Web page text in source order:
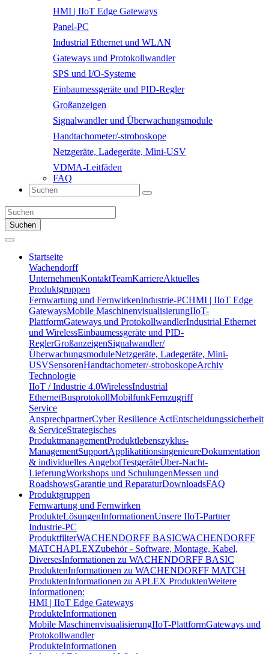
HMI | IIoT Edge Gateways
Panel-PC
Industrial Ethernet und WLAN
Gateways und Protokollwandler
SPS und I/O-Systeme
Einbaumessgeräte und PID-Regler
Großanzeigen
Signalwandler und Überwachungsmodule
Handtachometer/-stroboskope
Netzgeräte, Ladegeräte, Mini-USV
VDMA-Leitfäden
FAQ
Suchen
Startseite
Wachendorff
UnternehmenKontaktTeamKarriereAktuelles
Produktgruppen
Fernwartung und FernwirkenIndustrie-PCHMI | IIoT Edge
GatewaysMobile MaschinenvisualisierungIIoT-
PlattformGateways und ProtokollwandlerIndustrial Ethernet
und WirelessEinbaumessgeräte und PID-
ReglerGroßanzeigenSignalwandler/
ÜberwachungsmoduleNetzgeräte, Ladegeräte, Mini-
USVSensorenHandtachometer/-stroboskopeArchiv
Technologie
IIoT / Industrie 4.0WirelessIndustrial
EthernetBusprotokollMobilfunkFernzugriff
Service
AnsprechpartnerCyber Resilience ActEntscheidungssicherheit
& ServiceStrategisches
ProduktmanagementProduktlebenszyklus-
ManagementSupportApplikatitionsingenieureDokumentation
& individuelles AngebotTestgeräteÜber-Nacht-
LieferungWorkshops und SchulungenMessen und
RoadshowsGarantie und ReparaturDownloadsFAQ
Produktgruppen
Fernwartung und Fernwirken
ProdukteLösungenInformationenUnsere IIoT-Partner
Industrie-PC
ProduktfilterWACHENDORFF BASICWACHENDORFF
MATCHAPLEXZubehör - Software, Montage, Kabel,
DiversesInformationen zu WACHENDORFF BASIC
ProduktenInformationen zu WACHENDORFF MATCH
ProduktenInformationen zu APLEX ProduktenWeitere
Informationen:
HMI | IIoT Edge Gateways
ProdukteInformationen
Mobile MaschinenvisualisierungIIoT-PlattformGateways und
Protokollwandler
ProdukteInformationen